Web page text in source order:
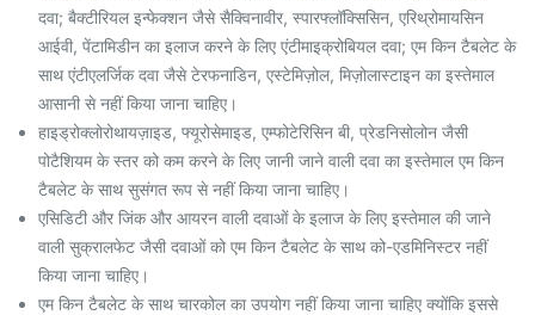
दवा; बैक्टीरियल इन्फेक्शन जैसे सैक्विनावीर, स्पारफ्लॉक्सिसिन, एरिथ्रोमायसिन
आईवी, पेंटामिडीन का इलाज करने के लिए एंटीमाइक्रोबियल दवा; एम किन टैबलेट के
साथ एंटीएलर्जिक दवा जैसे टेरफनाडिन, एस्टेमिज़ोल, मिज़ोलास्टाइन का इस्तेमाल
आसानी से नहीं किया जाना चाहिए।
हाइड्रोक्लोरोथायज़ाइड, फ्यूरोसेमाइड, एम्फोटेरिसिन बी, प्रेडनिसोलोन जैसी
पोटैशियम के स्तर को कम करने के लिए जानी जाने वाली दवा का इस्तेमाल एम किन
टैबलेट के साथ सुसंगत रूप से नहीं किया जाना चाहिए।
एसिडिटी और जिंक और आयरन वाली दवाओं के इलाज के लिए इस्तेमाल की जाने
वाली सुक्रालफेट जैसी दवाओं को एम किन टैबलेट के साथ को-एडमिनिस्टर नहीं
किया जाना चाहिए।
एम किन टैबलेट के साथ चारकोल का उपयोग नहीं किया जाना चाहिए क्योंकि इससे